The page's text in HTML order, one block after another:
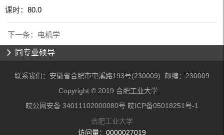
课时：80.0
下一条： 电机学
同专业硕导
联系我们：安徽省合肥市屯溪路193号(230009) 邮编：230009
Copyright © 2019 合肥工业大学
皖公网安备 34011102000080号 皖ICP备05018251号-1
合肥工业大学
访问量： 0000027019